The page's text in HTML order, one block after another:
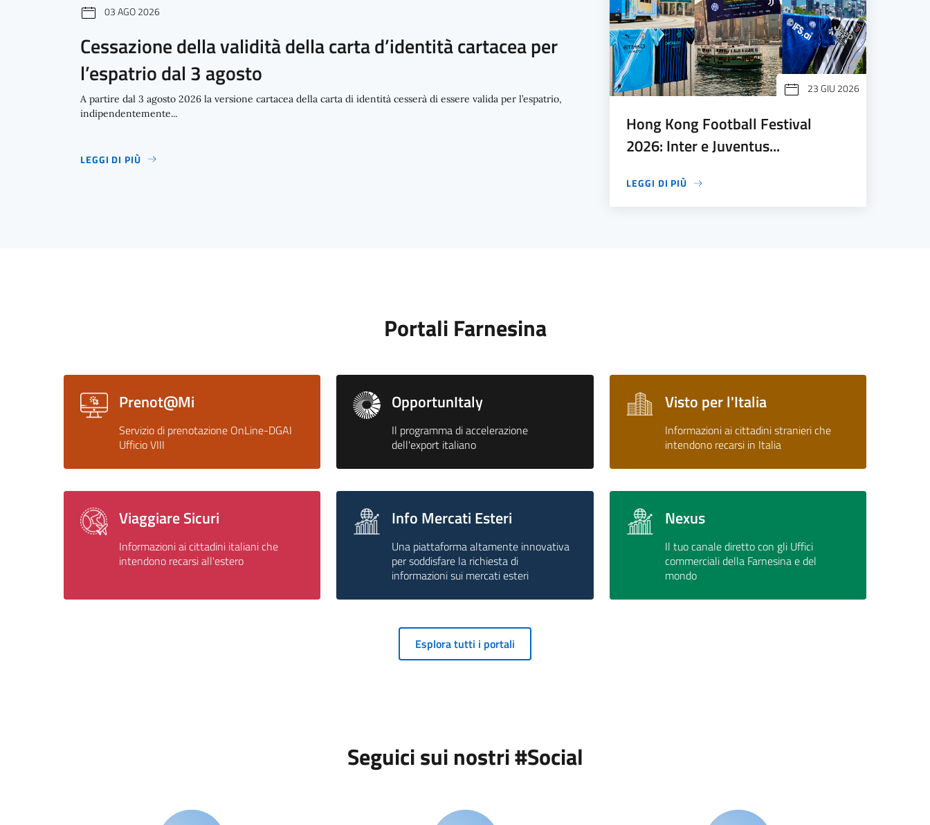
03 AGO 2026
Cessazione della validità della carta d’identità cartacea per
l’espatrio dal 3 agosto
A partire dal 3 agosto 2026 la versione cartacea della carta di identità cesserà di essere valida per l’espatrio,
indipendentemente...
LEGGI DI PIÙ
23 GIU 2026
Hong Kong Football Festival
2026: Inter e Juventus...
LEGGI DI PIÙ
Portali Farnesina
Prenot@Mi
Servizio di prenotazione OnLine-DGAI
Ufficio VIII
OpportunItaly
Il programma di accelerazione
dell'export italiano
Visto per l'Italia
Informazioni ai cittadini stranieri che
intendono recarsi in Italia
Viaggiare Sicuri
Informazioni ai cittadini italiani che
intendono recarsi all'estero
Info Mercati Esteri
Una piattaforma altamente innovativa
per soddisfare la richiesta di
informazioni sui mercati esteri
Nexus
Il tuo canale diretto con gli Uffici
commerciali della Farnesina e del
mondo
Esplora tutti i portali
Seguici sui nostri #Social